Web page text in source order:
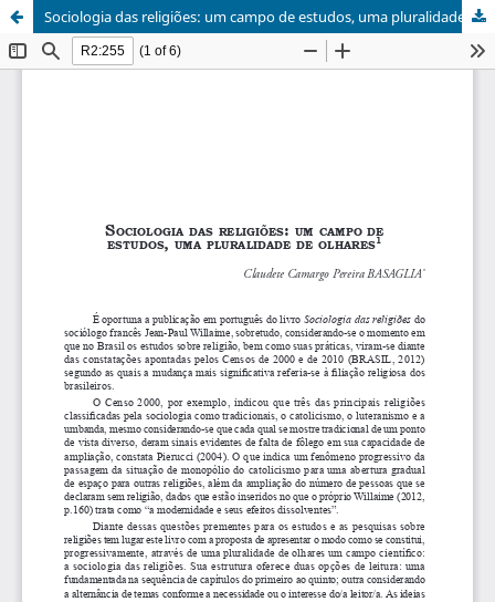
Sociologia das religiões: um campo de estudos, uma pluralidade de olhares